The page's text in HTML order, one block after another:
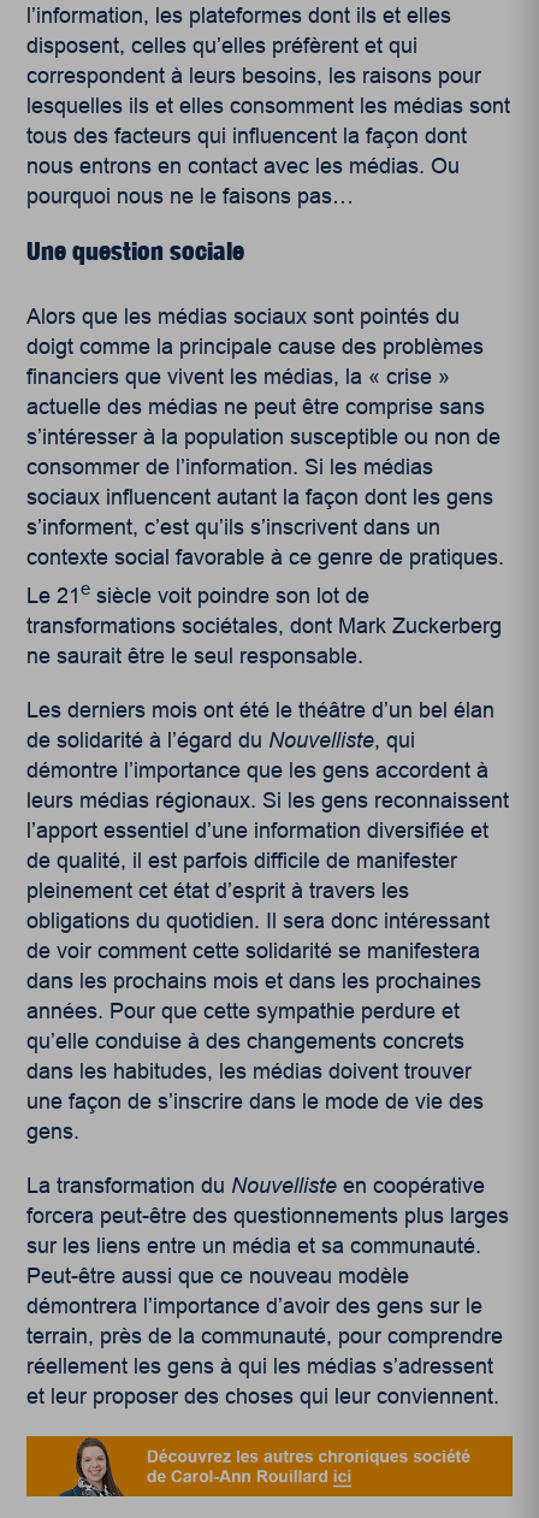
l’information, les plateformes dont ils et elles
disposent, celles qu’elles préfèrent et qui
correspondent à leurs besoins, les raisons pour
lesquelles ils et elles consomment les médias sont
tous des facteurs qui influencent la façon dont
nous entrons en contact avec les médias. Ou
pourquoi nous ne le faisons pas…
Une question sociale
Alors que les médias sociaux sont pointés du
doigt comme la principale cause des problèmes
financiers que vivent les médias, la « crise »
actuelle des médias ne peut être comprise sans
s’intéresser à la population susceptible ou non de
consommer de l’information. Si les médias
sociaux influencent autant la façon dont les gens
s’informent, c’est qu’ils s’inscrivent dans un
contexte social favorable à ce genre de pratiques.
Le 21e siècle voit poindre son lot de
transformations sociétales, dont Mark Zuckerberg
ne saurait être le seul responsable.
Les derniers mois ont été le théâtre d’un bel élan
de solidarité à l’égard du Nouvelliste, qui
démontre l’importance que les gens accordent à
leurs médias régionaux. Si les gens reconnaissent
l’apport essentiel d’une information diversifiée et
de qualité, il est parfois difficile de manifester
pleinement cet état d’esprit à travers les
obligations du quotidien. Il sera donc intéressant
de voir comment cette solidarité se manifestera
dans les prochains mois et dans les prochaines
années. Pour que cette sympathie perdure et
qu’elle conduise à des changements concrets
dans les habitudes, les médias doivent trouver
une façon de s’inscrire dans le mode de vie des
gens.
La transformation du Nouvelliste en coopérative
forcera peut-être des questionnements plus larges
sur les liens entre un média et sa communauté.
Peut-être aussi que ce nouveau modèle
démontrera l’importance d’avoir des gens sur le
terrain, près de la communauté, pour comprendre
réellement les gens à qui les médias s’adressent
et leur proposer des choses qui leur conviennent.